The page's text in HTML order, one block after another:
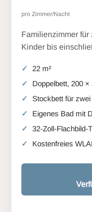
pro Zimmer/Nacht
Familienzimmer
Kinder bis
22 m²
Doppelbett, 200 ×
Stockbett für zwei
Eigenes Bad mit
32-Zoll-Flachbild-
Kostenfreies